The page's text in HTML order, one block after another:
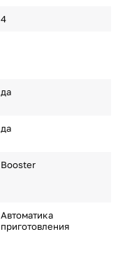
4
да
да
Booster
Автоматика
приготовления